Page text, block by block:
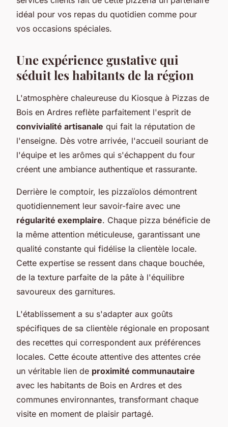
idéal pour vos repas du quotidien comme pour
vos occasions spéciales.
Une expérience gustative qui
séduit les habitants de la région
L'atmosphère chaleureuse du Kiosque à Pizzas de
Bois en Ardres reflète parfaitement l'esprit de
convivialité artisanale qui fait la réputation de
l'enseigne. Dès votre arrivée, l'accueil souriant de
l'équipe et les arômes qui s'échappent du four
créent une ambiance authentique et rassurante.
Derrière le comptoir, les pizzaïolos démontrent
quotidiennement leur savoir-faire avec une
régularité exemplaire. Chaque pizza bénéficie de
la même attention méticuleuse, garantissant une
qualité constante qui fidélise la clientèle locale.
Cette expertise se ressent dans chaque bouchée,
de la texture parfaite de la pâte à l'équilibre
savoureux des garnitures.
L'établissement a su s'adapter aux goûts
spécifiques de sa clientèle régionale en proposant
des recettes qui correspondent aux préférences
locales. Cette écoute attentive des attentes crée
un véritable lien de proximité communautaire
avec les habitants de Bois en Ardres et des
communes environnantes, transformant chaque
visite en moment de plaisir partagé.